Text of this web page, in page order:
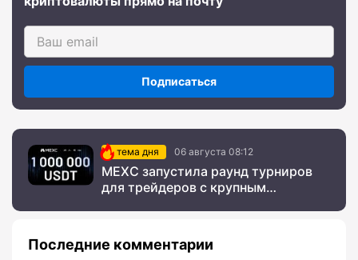
Подписаться
тема дня 06 августа 08:12
MEXC запустила раунд турниров
для трейдеров с крупным
Последние комментарии